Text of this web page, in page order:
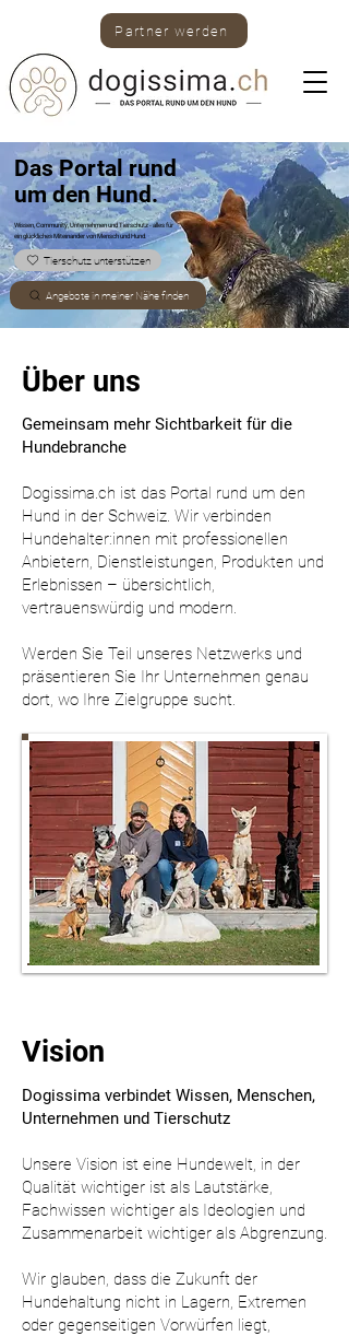
Tierschutz unterstützen
Angebote in meiner Nähe finden
Wissen, Community, Unternehmen und Tierschutz -alles für
ein glückliches Miteinander von Mensch und Hund.
Das Portal rund
um den Hund.
Partner werden
Über uns
Gemeinsam mehr Sichtbarkeit für die
Hundebranche
Dogissima.ch ist das Portal rund um den
Hund in der Schweiz. Wir verbinden
Hundehalter:innen mit professionellen
Anbietern, Dienstleistungen, Produkten und
Erlebnissen – übersichtlich,
vertrauenswürdig und modern.
Werden Sie Teil unseres Netzwerks und
präsentieren Sie Ihr Unternehmen genau
dort, wo Ihre Zielgruppe sucht.
Vision
Dogissima verbindet Wissen, Menschen,
Unternehmen und Tierschutz
Unsere Vision ist eine Hundewelt, in der
Qualität wichtiger ist als Lautstärke,
Fachwissen wichtiger als Ideologien und
Zusammenarbeit wichtiger als Abgrenzung.
Wir glauben, dass die Zukunft der
Hundehaltung nicht in Lagern, Extremen
oder gegenseitigen Vorwürfen liegt,